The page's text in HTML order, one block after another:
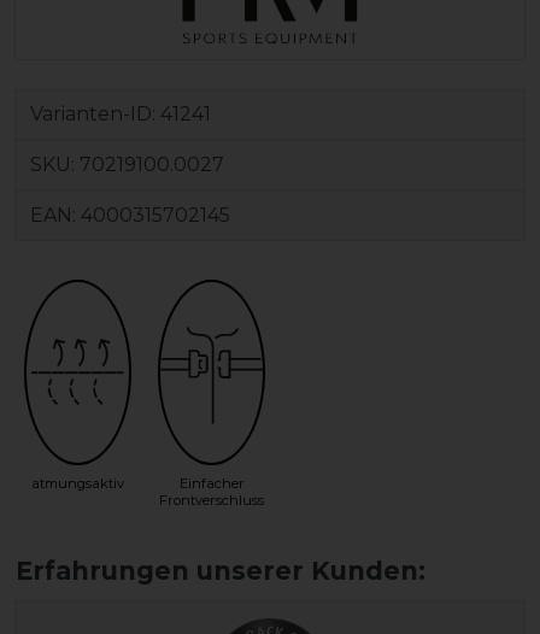
Varianten-ID: 41241
SKU: 70219100.0027
EAN: 4000315702145
atmungsaktiv
Einfacher
Frontverschluss